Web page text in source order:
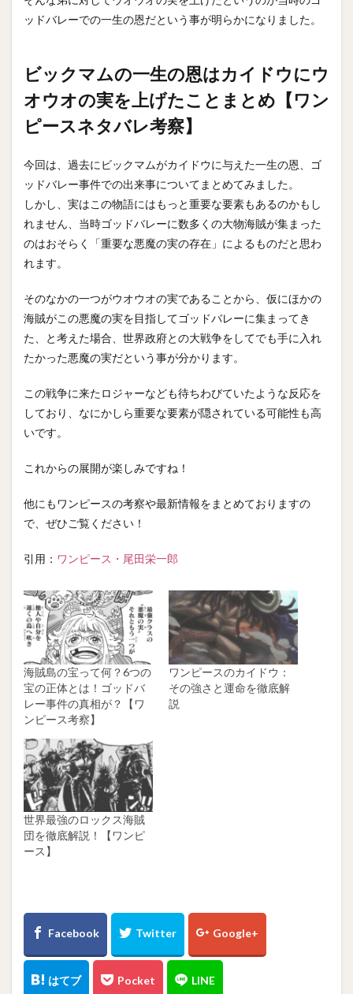
ッドバレーでの一生の恩だという事が明らかになりました。
ビックマムの一生の恩はカイドウにウ
オウオの実を上げたことまとめ【ワン
ピースネタバレ考察】
今回は、過去にビックマムがカイドウに与えた一生の恩、ゴ
ッドバレー事件での出来事についてまとめてみました。
しかし、実はこの物語にはもっと重要な要素もあるのかもし
れません、当時ゴッドバレーに数多くの大物海賊が集まった
のはおそらく「重要な悪魔の実の存在」によるものだと思わ
れます。
そのなかの一つがウオウオの実であることから、仮にほかの
海賊がこの悪魔の実を目指してゴッドバレーに集まってき
た、と考えた場合、世界政府との大戦争をしてでも手に入れ
たかった悪魔の実だという事が分かります。
この戦争に来たロジャーなども待ちわびていたような反応を
しており、なにかしら重要な要素が隠されている可能性も高
いです。
これからの展開が楽しみですね！
他にもワンピースの考察や最新情報をまとめておりますの
で、ぜひご覧ください！
引用： ワンピース・尾田栄一郎
海賊島の宝って何？6つの
宝の正体とは！ゴッドバ
レー事件の真相が？【ワ
ンピース考察】
ワンピースのカイドウ：
その強さと運命を徹底解
説
世界最強のロックス海賊
団を徹底解説！【ワンピ
ース】